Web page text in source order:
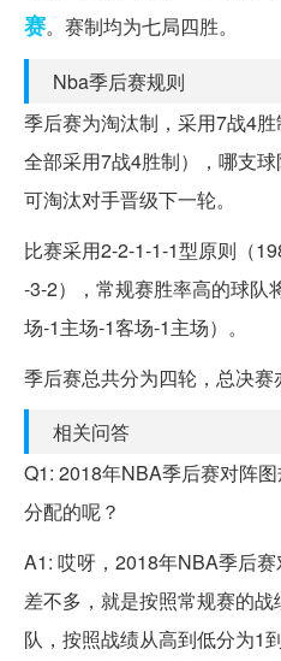
赛。赛制均为七局四胜。
Nba季后赛规则
季后赛为淘汰制，采用7战4
全部采用7战4胜制），哪支
可淘汰对手晋级下一轮。
比赛采用2-2-1-1-1型原则（
-3-2），常规赛胜率高的球队
场-1主场-1客场-1主场）。
季后赛总共分为四轮，总决赛
相关问答
Q1: 2018年NBA季后赛对阵
分配的呢？
A1: 哎呀，2018年NBA季后
差不多，就是按照常规赛的
队，按照战绩从高到低分为1